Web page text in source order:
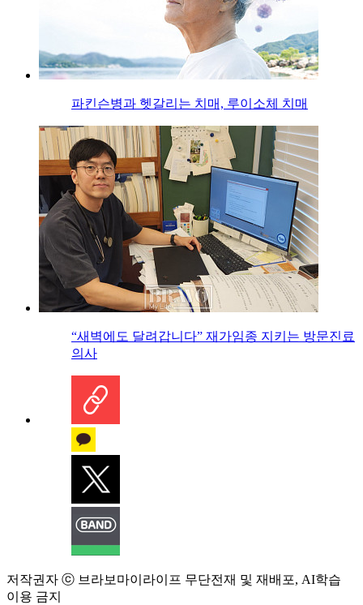
파킨슨병과 헷갈리는 치매, 루이소체 치매
“새벽에도 달려갑니다” 재가임종 지키는 방문진료
의사
저작권자 ⓒ 브라보마이라이프 무단전재 및 재배포, AI학습
이용 금지